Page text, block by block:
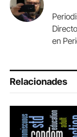
en
Relacionades